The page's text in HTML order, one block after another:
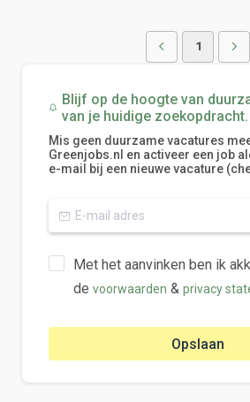
1
Blijf op de hoogte van
van je huidige zoekopdracht.
Mis geen duurzame vacatures
Greenjobs.nl en activeer een job
e-mail bij een nieuwe vacature
Met het aanvinken ben ik
de voorwaarden & privacy
Opslaan